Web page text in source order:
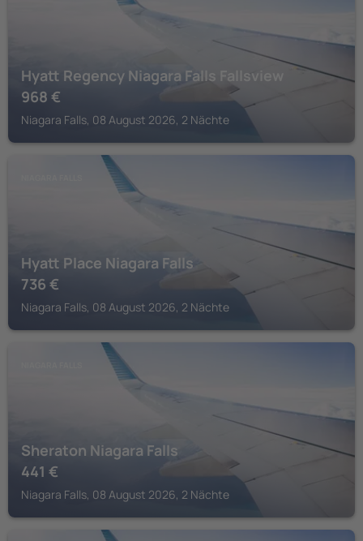
Hyatt Regency Niagara Falls Fallsview
968 €
Niagara Falls, 08 August 2026, 2 Nächte
Hyatt Place Niagara Falls
736 €
Niagara Falls, 08 August 2026, 2 Nächte
Sheraton Niagara Falls
441 €
Niagara Falls, 08 August 2026, 2 Nächte